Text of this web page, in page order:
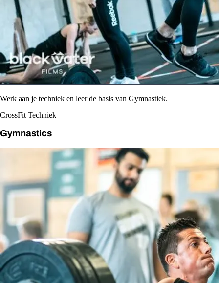
Werk aan je techniek en leer de basis van Gymnastiek.
CrossFit Techniek
Gymnastics